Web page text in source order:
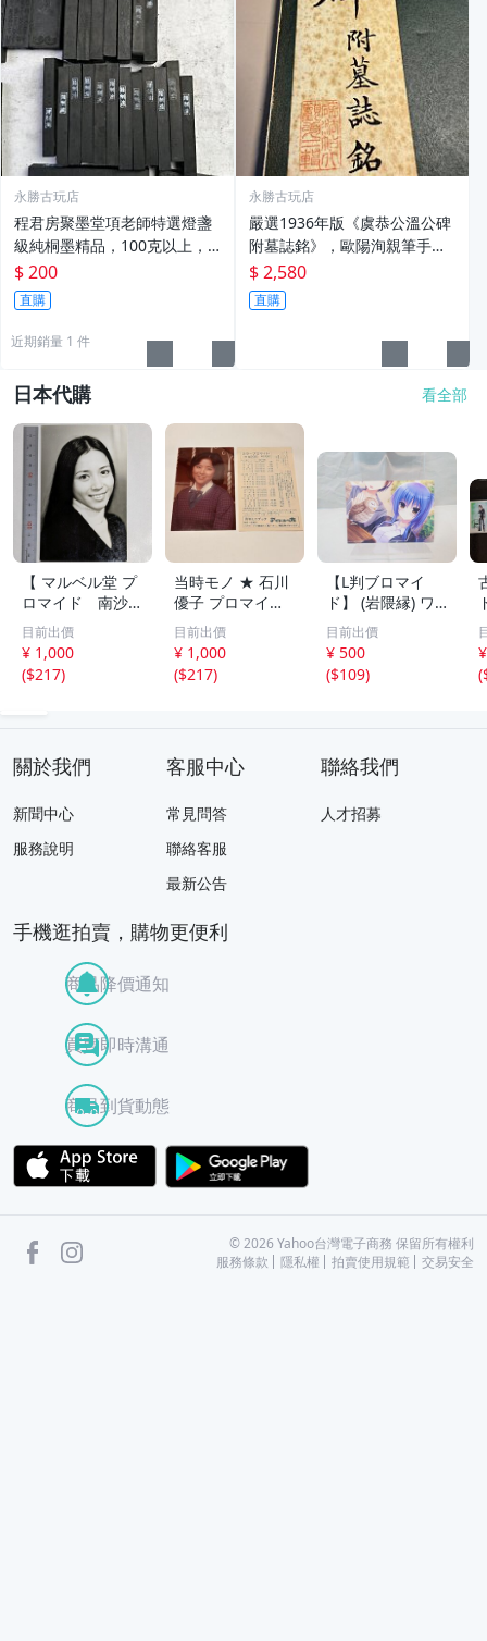
永勝古玩店
程君房聚墨堂項老師特選燈盞
級純桐墨精品，100克以上，
檀香墨質細膩黑亮 藍紫光放 檢
驗嚴選推薦 燈盞級墨 放藍紫光
檢驗嚴選
$ 200
直購
近期銷量 1 件
永勝古玩店
嚴選1936年版《虞恭公溫公碑
附墓誌銘》，歐陽洵親筆手
跡，典藏歷史與書法珍品 唐史
研究 碑刻藝術 田中和市版
$ 2,580
直購
日本代購 看全部
【 マルベル堂 プ
ロマイド 南沙
織 1枚】当時物
昭和アイドル 女
優
目前出價
¥ 1,000
($217)
当時モノ ★ 石川
優子 プロマイド
ブロマイド マル
ベル堂? アイドル
の友
目前出價
¥ 1,000
($217)
【L判ブロマイ
ド】 (岩隈縁) ワ
ガママハイスペッ
ク 宇都宮つみれ
まどそふと
目前出價
¥ 500
($109)
(
關於我們
新聞中心
服務說明
客服中心
常見問答
聯絡客服
最新公告
聯絡我們
人才招募
手機逛拍賣，購物更便利
商品降價通知
買賣即時溝通
商品到貨動態
APP Store
facebook ©2026 Yahoo台灣電子商務 保留所有權利
服務條款
隱私權 拍賣使用規範 交易安全